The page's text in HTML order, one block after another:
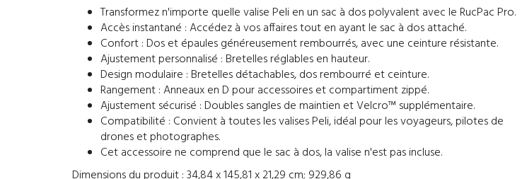
Transformez n'importe quelle valise Peli en un sac à dos polyvalent avec le RucPac Pro.
Accès instantané : Accédez à vos affaires tout en ayant le sac à dos attaché.
Confort : Dos et épaules généreusement rembourrés, avec une ceinture résistante.
Ajustement personnalisé : Bretelles réglables en hauteur.
Design modulaire : Bretelles détachables, dos rembourré et ceinture.
Rangement : Anneaux en D pour accessoires et compartiment zippé.
Ajustement sécurisé : Doubles sangles de maintien et Velcro™ supplémentaire.
Compatibilité : Convient à toutes les valises Peli, idéal pour les voyageurs, pilotes de
drones et photographes.
Cet accessoire ne comprend que le sac à dos, la valise n'est pas incluse.
Dimensions du produit : ‎34,84 x 145,81 x 21,29 cm; 929,86 g